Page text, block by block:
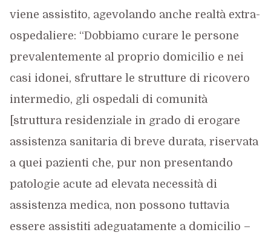
viene assistito, agevolando anche realtà extra-
ospedaliere: “Dobbiamo curare le persone
prevalentemente al proprio domicilio e nei
casi idonei, sfruttare le strutture di ricovero
intermedio, gli ospedali di comunità
[struttura residenziale in grado di erogare
assistenza sanitaria di breve durata, riservata
a quei pazienti che, pur non presentando
patologie acute ad elevata necessità di
assistenza medica, non possono tuttavia
essere assistiti adeguatamente a domicilio –